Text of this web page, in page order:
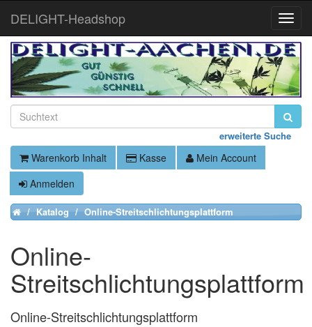
erweiterte Suche
Warenkorb Inhalt Kasse
Mein Account
Anmelden
HomeKatalog Online-Streitschlichtungsplattform
Online-
Streitschlichtungsplattform
Online-Streitschlichtungsplattform
Toggle
DELIGHT-Headshop